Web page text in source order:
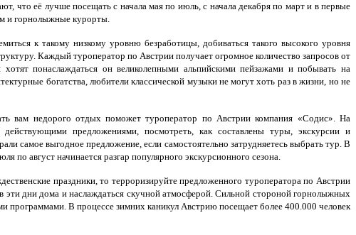
что её лучше посещать с начала мая по июль, с начала декабря по март и в первые
и горнолыжные курорты.
к такому низкому уровню безработицы, добиваться такого высокого уровня
Каждый туроператор по Австрии получает огромное количество запросов от
понаслаждаться он великолепными альпийскими пейзажами и побывать на
богатства, любители классической музыки не могут хоть раз в жизни, но не
вам недорого отдых поможет туроператор по Австрии компания «Содис». На
предложениями, посмотреть, как составлены туры, экскурсии и
самое выгодное предложение, если самостоятельно затрудняетесь выбрать тур. В
по август начинается разгар популярного экскурсионного сезона.
праздники, то терроризируйте предложенного туроператора по Австрии
эти дни дома и наслаждаться скучной атмосферой. Сильной стороной горнолыжных
В процессе зимних каникул Австрию посещает более 400.000 человек